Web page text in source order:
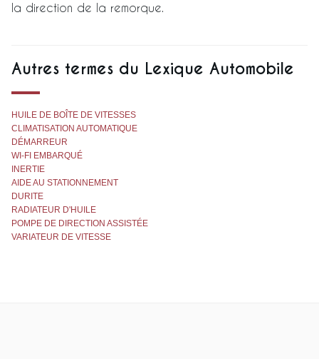
la direction de la remorque.
Autres termes du Lexique Automobile
HUILE DE BOÎTE DE VITESSES
CLIMATISATION AUTOMATIQUE
DÉMARREUR
WI-FI EMBARQUÉ
INERTIE
AIDE AU STATIONNEMENT
DURITE
RADIATEUR D'HUILE
POMPE DE DIRECTION ASSISTÉE
VARIATEUR DE VITESSE